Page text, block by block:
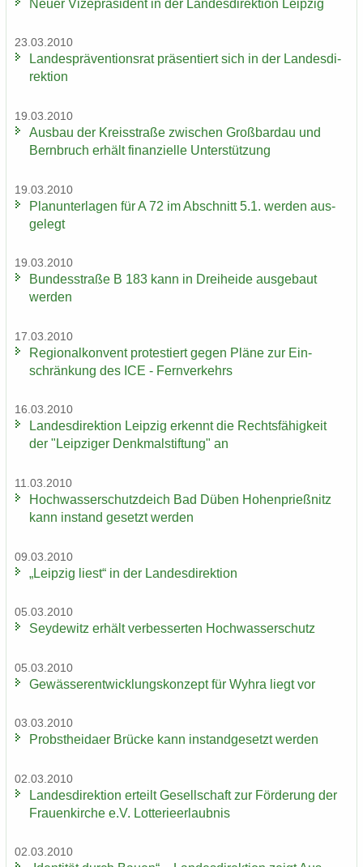
Neuer Vi­ze­prä­si­dent in der Lan­des­di­rek­ti­on Leip­zig
23.03.2010
Lan­des­prä­ven­ti­ons­rat prä­sen­tiert sich in der Lan­des­di­
rek­ti­on
19.03.2010
Aus­bau der Kreis­stra­ße zwi­schen Groß­bardau und
Bern­bruch er­hält fi­nan­zi­el­le Un­ter­stüt­zung
19.03.2010
Plan­un­ter­la­gen für A 72 im Ab­schnitt 5.1. wer­den aus­
ge­legt
19.03.2010
Bun­des­stra­ße B 183 kann in Drei­hei­de aus­ge­baut
wer­den
17.03.2010
Re­gio­nal­kon­vent pro­tes­tiert gegen Pläne zur Ein­
schrän­kung des ICE - Fern­ver­kehrs
16.03.2010
Lan­des­di­rek­ti­on Leip­zig er­kennt die Rechts­fä­hig­keit
der "Leip­zi­ger Denk­mal­stif­tung" an
11.03.2010
Hoch­was­ser­schutz­deich Bad Düben Ho­hen­prieß­nitz
kann in­stand ge­setzt wer­den
09.03.2010
„Leip­zig liest“ in der Lan­des­di­rek­ti­on
05.03.2010
Sey­de­witz er­hält ver­bes­ser­ten Hoch­was­ser­schutz
05.03.2010
Ge­wäs­ser­ent­wick­lungs­kon­zept für Wyhra liegt vor
03.03.2010
Probst­hei­da­er Brü­cke kann in­stand­ge­setzt wer­den
02.03.2010
Lan­des­di­rek­ti­on er­teilt Ge­sell­schaft zur För­de­rung der
Frau­en­kir­che e.V. Lot­te­rie­er­laub­nis
02.03.2010